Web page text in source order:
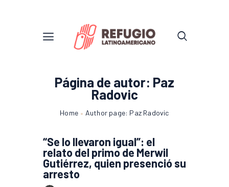
Página de autor: Paz
Radovic
Home Author page: Paz Radovic
“Se lo llevaron igual”: el
relato del primo de Merwil
Gutiérrez, quien presenció su
arresto